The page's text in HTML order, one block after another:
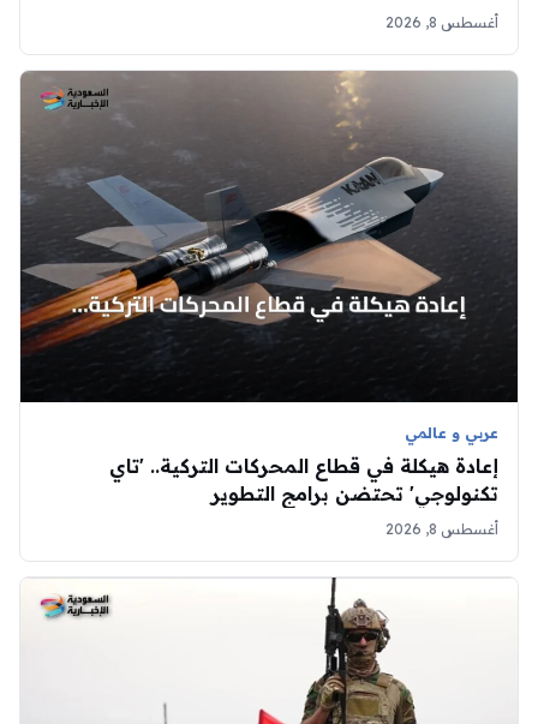
أغسطس 8, 2026
عربي و عالمي
إعادة هيكلة في قطاع المحركات التركية.. 'تاي
تكنولوجي' تحتضن برامج التطوير
أغسطس 8, 2026